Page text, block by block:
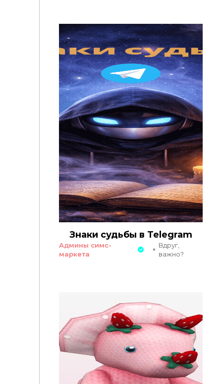
Знаки судьбы в Telegram
Админы симс-
маркета
Вдруг,
важно?